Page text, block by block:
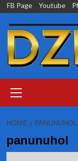
Skip
content
FB Page Youtube
Menu
HOME PANUNUHOL
panunuhol